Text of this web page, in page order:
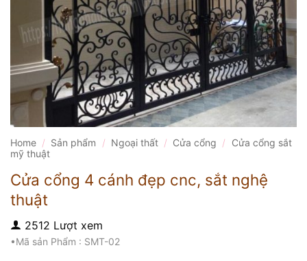
Home / Sản phẩm / Ngoại thất / Cửa cổng /
Cửa cổng sắt
mỹ thuật
Cửa cổng 4 cánh đẹp cnc, sắt nghệ
thuật
2512 Lượt xem
•Mã sản Phẩm : SMT-02